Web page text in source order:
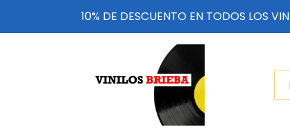
10% DE DESCUENTO EN TODOS LOS